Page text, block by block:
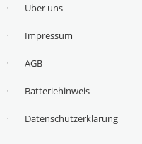
Über uns
Impressum
AGB
Batteriehinweis
Datenschutzerklärung